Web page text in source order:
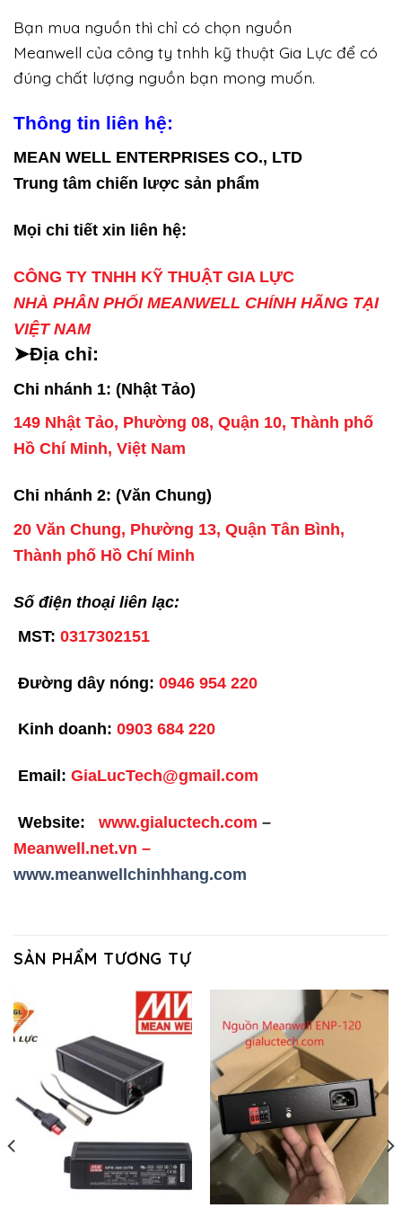
Bạn mua nguồn thì chỉ có chọn nguồn
Meanwell của công ty tnhh kỹ thuật Gia Lực để có
đúng chất lượng nguồn bạn mong muốn.
Thông tin liên hệ:
MEAN WELL ENTERPRISES CO., LTD
Trung tâm chiến lược sản phẩm
Mọi chi tiết xin liên hệ:
CÔNG TY TNHH KỸ THUẬT GIA LỰC
NHÀ PHÂN PHỐI MEANWELL CHÍNH HÃNG TẠI
VIỆT NAM
➤Địa chỉ:
Chi nhánh 1: (Nhật Tảo)
149 Nhật Tảo, Phường 08, Quận 10, Thành phố
Hồ Chí Minh, Việt Nam
Chi nhánh 2: (Văn Chung)
20 Văn Chung, Phường 13, Quận Tân Bình,
Thành phố Hồ Chí Minh
Số điện thoại liên lạc:
MST: 0317302151
Đường dây nóng: 0946 954 220
Kinh doanh: 0903 684 220
Email: GiaLucTech@gmail.com
Website: www.gialuctech.com –
Meanwell.net.vn –
www.meanwellchinhhang.com
SẢN PHẨM TƯƠNG TỰ